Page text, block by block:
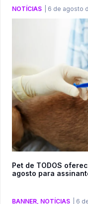
NOTÍCIAS 6 de agosto
Pet de TODOS
agosto para
BANNER, NOTÍCIAS 6